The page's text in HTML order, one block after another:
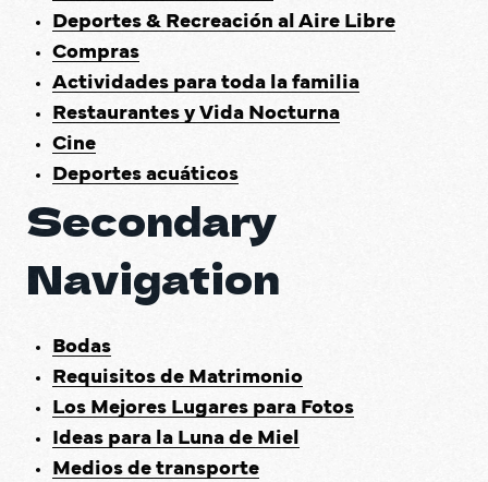
Deportes & Recreación al Aire Libre
Compras
Actividades para toda la familia
Restaurantes y Vida Nocturna
Cine
Deportes acuáticos
Secondary
Navigation
Bodas
Requisitos de Matrimonio
Los Mejores Lugares para Fotos
Ideas para la Luna de Miel
Medios de transporte